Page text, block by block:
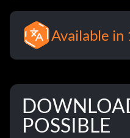
Available in
POSSIBLE